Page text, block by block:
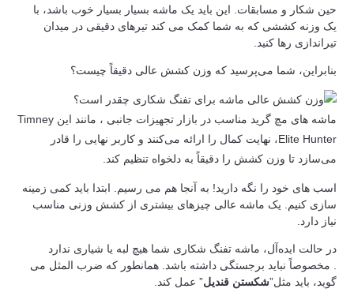
حین شکار و مسابقات. این باید یک ماشه بسیار بسیار خوب باشد، با
یک وزنه کششی که به شما کمک می کند تیرهای دقیقی در میدان
تیراندازی رها کنید.
بنابراین، شما می‌پرسید که وزن کشش عالی دقیقاً چیست؟
ماشه های مچ گرید مناسب در بازار تجهیزات جانبی ، مانند این Timney
Elite Hunter، نهایت کمال را ارائه می‌کنند و کاربر نهایی را قادر
می‌سازد تا وزن کشش را دقیقاً به دلخواه تنظیم کند.
اسب های خود را نگه دارید! به آنجا هم می رسیم. ابتدا باید کمی زمینه
سازی کنیم. یک ماشه عالی چیزهای بیشتری از کشش وزنی مناسب
نیاز دارد.
در حالت ایده‌آل، ماشه تفنگ شکاری شما هیچ لبه یا شیاری ندارد
. مخصوصاً نباید برجستگی داشته باشد. همانطور که ضرب المثل می
گوید، باید مثل”شکستن قندیل” عمل کند.